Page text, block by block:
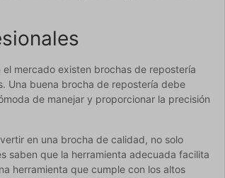
mercado existen brochas de repostería
Una buena brocha de repostería debe
de manejar y proporcionar la precisión
en una brocha de calidad, no solo
saben que la herramienta adecuada facilita
herramienta que cumple con los altos